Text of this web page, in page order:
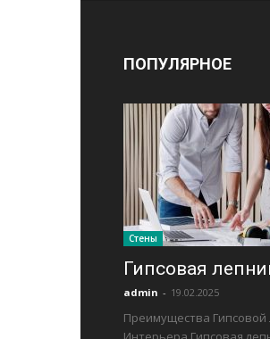
ПОПУЛЯРНОЕ
Стены
Гипсовая
admin - 19.02.2025
Преимущества